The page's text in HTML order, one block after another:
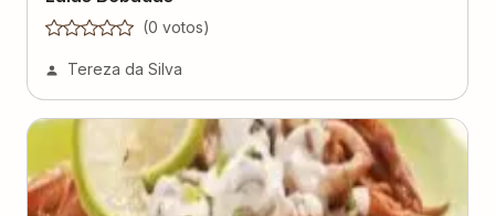
(0 votos)
Tereza da Silva